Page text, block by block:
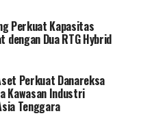
Perkuat Kapasitas
dengan Dua RTG Hybrid
Perkuat Danareksa
Kawasan Industri
Tenggara